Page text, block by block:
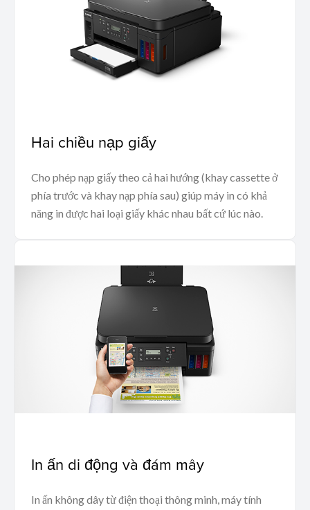
Hai chiều nạp giấy
Cho phép nạp giấy theo cả hai hướng (khay cassette ở
phía trước và khay nạp phía sau) giúp máy in có khả
năng in được hai loại giấy khác nhau bất cứ lúc nào.
In ấn di động và đám mây
In ấn không dây từ điện thoại thông minh, máy tính